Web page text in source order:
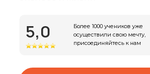
5,0
Более 1000 учеников уже
осуществили свою мечту,
присоединяйтесь к нам